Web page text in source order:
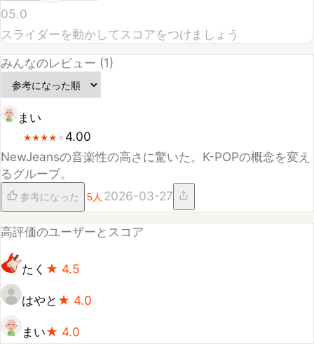
まい
★
★★
★★
★★
★★4.00
NewJeansの音楽性の高さに驚いた。K-POPの概念を変え
るグループ。
高評価のユーザーとスコア
たく★4.5
はやと★4.0
まい★4.0
あなたの評価
このアルバムにスコアをつけてみる
05.0
スライダーを動かしてスコアをつけましょう